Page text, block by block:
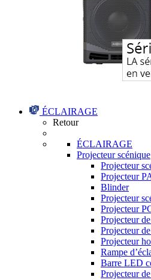
ÉCLAIRAGE
Retour
ÉCLAIRAGE
Projecteur scénique
Projecteur
Projecteur
Blinder
Projecteur
Projecteur
Projecteur
Projecteur
Projecteur
Rampe
Barre LED
Projecteur